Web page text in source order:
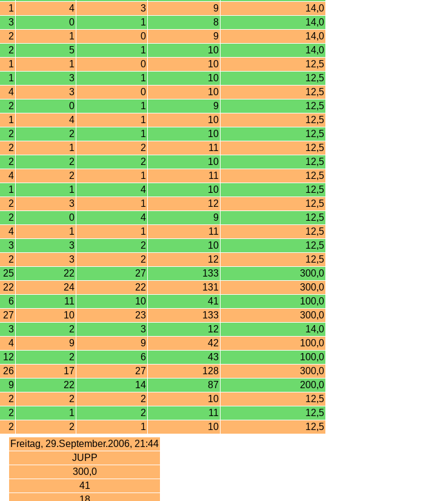
1 4 3 9
14,0
3 0 1 8
14,0
2 1 0 9
14,0
2 5 1 10
14,0
1 1 0 10
12,5
1 3 1 10
12,5
4 3 0 10
12,5
2 0 1 9
12,5
1 4 1 10
12,5
2 2 1 10
12,5
2 1 2 11
12,5
2 2 2 10
12,5
4 2 1 11
12,5
1 1 4 10
12,5
2 3 1 12
12,5
2 0 4 9
12,5
4 1 1 11
12,5
3 3 2 10
12,5
2 3 2 12
12,5
25 22 27 133
300,0
22 24 22 131
300,0
6 11 10 41
100,0
27 10 23 133
300,0
3 2 3 12
14,0
4 9 9 42
100,0
12 2 6 43
100,0
26 17 27 128
300,0
9 22 14 87
200,0
2 2 2 10
12,5
2 1 2 11
12,5
2 2 1 10
12,5
Freitag, 29.September.2006, 21:44
JUPP
300,0
41